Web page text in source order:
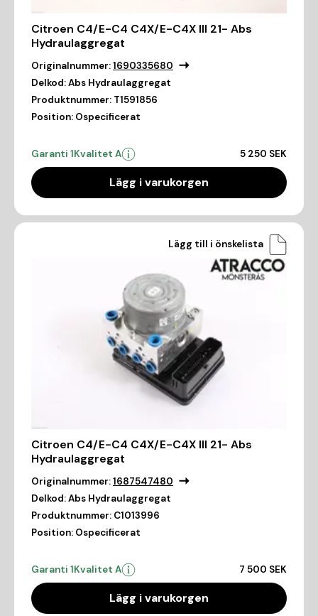
Citroen C4/E-C4 C4X/E-C4X III 21- Abs
Hydraulaggregat
Originalnummer:1690335680
Delkod:Abs Hydraulaggregat
Produktnummer: T1591856
Position: Ospecificerat
Garanti 1Kvalitet A 5 250 SEK
Lägg i varukorgen
Lägg till i önskelista
Citroen C4/E-C4 C4X/E-C4X III 21- Abs
Hydraulaggregat
Originalnummer:1687547480
Delkod:Abs Hydraulaggregat
Produktnummer: C1013996
Position: Ospecificerat
Garanti 1Kvalitet A 7 500 SEK
Lägg i varukorgen